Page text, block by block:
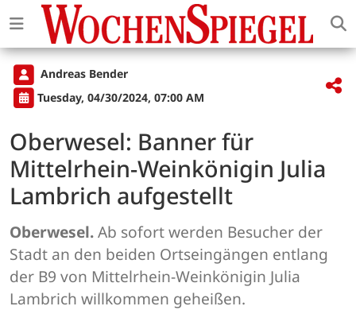
Andreas Bender
Tuesday, 04/30/2024, 07:00 AM
Oberwesel: Banner für
Mittelrhein-Weinkönigin Julia
Lambrich aufgestellt
Oberwesel.Ab sofort werden Besucher der
Stadt an den beiden Ortseingängen entlang
der B9 von Mittelrhein-Weinkönigin Julia
Lambrich willkommen geheißen.